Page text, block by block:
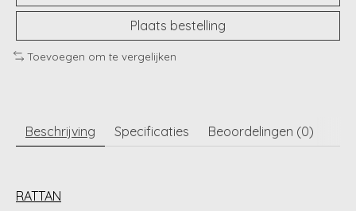
Plaats bestelling
Toevoegen om te vergelijken
Beschrijving Specificaties Beoordelingen (0)
RATTAN